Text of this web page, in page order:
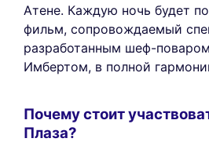
Атене. Каждую ночь будет
фильм, сопровождаемый
разработанным шеф-
Имбертом, в полной
Почему стоит
Плаза?